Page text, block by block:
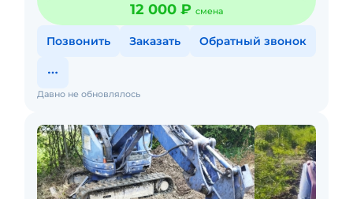
12 000 ₽ смена
Позвонить Заказать Обратный звонок
Давно не обновлялось